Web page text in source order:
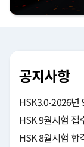
공지사항
HSK3.0-2026년
HSK 9월시험 접
HSK 8월시험 합